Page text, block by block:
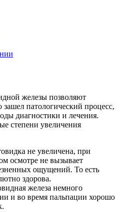
железы позволяют
зашел патологический процесс,
диагностики и лечения.
степени увеличения
не увеличена, при
осмотре не вызывает
ощущений. То есть
здорова.
железа немного
и во время пальпации хорошо